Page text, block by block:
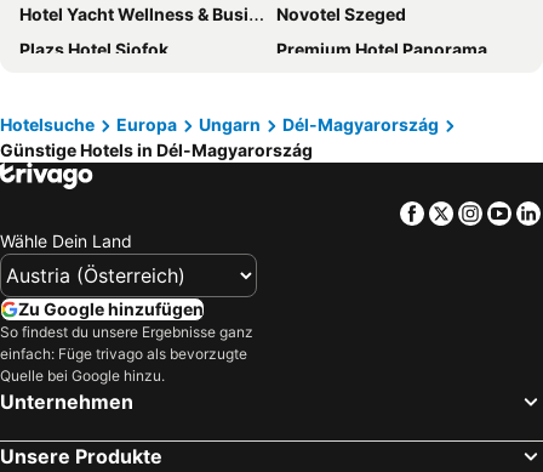
Hotel Yacht Wellness & Business
Novotel Szeged
Plazs Hotel Siofok
Premium Hotel Panorama
Hotel Aranypart
Residence Hotel Balaton
Luxury Siófok
Aphrodite Hotel
Hotel Korona
Balaton Colors Beach Hotel
Napfeny Hotel
Zsanett Hotel
Piknik Wellness Hotel
Belenus Thermalhotel
Trend Deluxe Siófok
Mala Garden Design Hotel
Hotelsuche Europa Ungarn
Dél-Magyarország
Günstige Hotels in Dél-Magyarország
Facebook
Twitter
Wähle Dein Land
Zu Google hinzufügen
So findest du unsere Ergebnisse ganz
einfach: Füge trivago als bevorzugte
Quelle bei Google hinzu.
Unternehmen
Unsere Produkte